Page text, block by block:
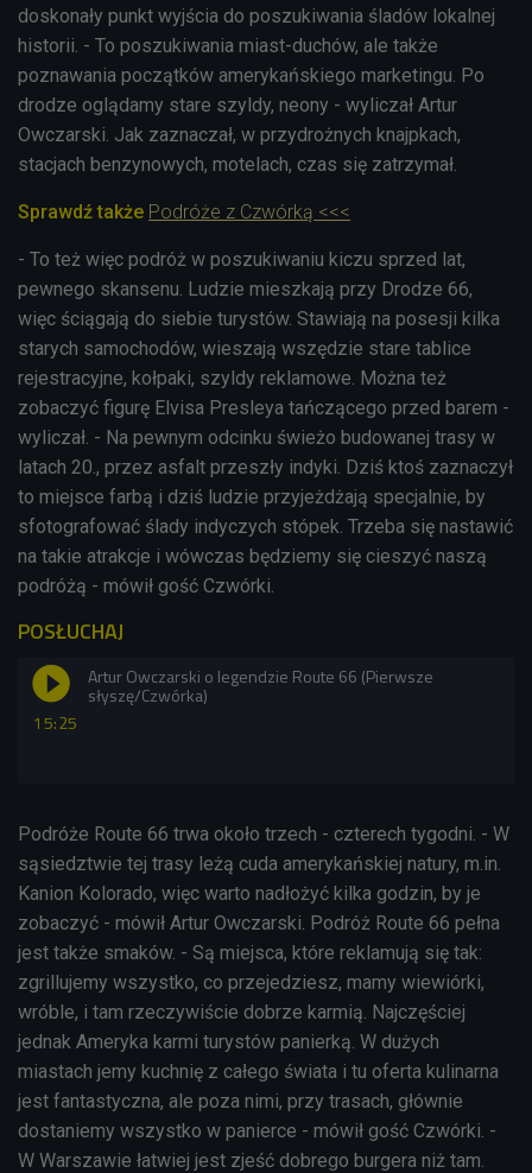
doskonały punkt wyjścia do poszukiwania śladów lokalnej
historii. - To poszukiwania miast-duchów, ale także
poznawania początków amerykańskiego marketingu. Po
drodze oglądamy stare szyldy, neony - wyliczał Artur
Owczarski. Jak zaznaczał, w przydrożnych knajpkach,
stacjach benzynowych, motelach, czas się zatrzymał.
Sprawdź także Podróże z Czwórką <<<
- To też więc podróż w poszukiwaniu kiczu sprzed lat,
pewnego skansenu. Ludzie mieszkają przy Drodze 66,
więc ściągają do siebie turystów. Stawiają na posesji kilka
starych samochodów, wieszają wszędzie stare tablice
rejestracyjne, kołpaki, szyldy reklamowe. Można też
zobaczyć figurę Elvisa Presleya tańczącego przed barem -
wyliczał. - Na pewnym odcinku świeżo budowanej trasy w
latach 20., przez asfalt przeszły indyki. Dziś ktoś zaznaczył
to miejsce farbą i dziś ludzie przyjeżdżają specjalnie, by
sfotografować ślady indyczych stópek. Trzeba się nastawić
na takie atrakcje i wówczas będziemy się cieszyć naszą
podróżą - mówił gość Czwórki.
POSŁUCHAJ
15:25
Artur Owczarski o legendzie Route 66 (Pierwsze
słyszę/Czwórka)
Podróże Route 66 trwa około trzech - czterech tygodni. - W
sąsiedztwie tej trasy leżą cuda amerykańskiej natury, m.in.
Kanion Kolorado, więc warto nadłożyć kilka godzin, by je
zobaczyć - mówił Artur Owczarski. Podróż Route 66 pełna
jest także smaków. - Są miejsca, które reklamują się tak:
zgrillujemy wszystko, co przejedziesz, mamy wiewiórki,
wróble, i tam rzeczywiście dobrze karmią. Najczęściej
jednak Ameryka karmi turystów panierką. W dużych
miastach jemy kuchnię z całego świata i tu oferta kulinarna
jest fantastyczna, ale poza nimi, przy trasach, głównie
dostaniemy wszystko w panierce - mówił gość Czwórki. -
W Warszawie łatwiej jest zjeść dobrego burgera niż tam.